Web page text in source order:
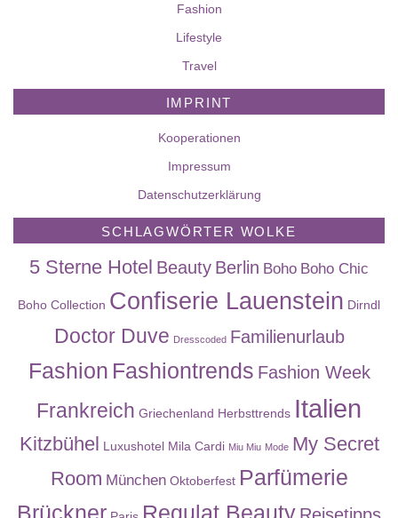
Fashion
Lifestyle
Travel
IMPRINT
Kooperationen
Impressum
Datenschutzerklärung
SCHLAGWÖRTER WOLKE
5 Sterne Hotel Beauty Berlin Boho Boho Chic
Boho Collection Confiserie Lauenstein Dirndl
Doctor Duve Dresscoded Familienurlaub
Fashion Fashiontrends Fashion Week
Frankreich Griechenland Herbsttrends Italien
Kitzbühel Luxushotel Mila Cardi Miu Miu Mode My Secret
Room München Oktoberfest Parfümerie
Brückner
Regulat Beauty